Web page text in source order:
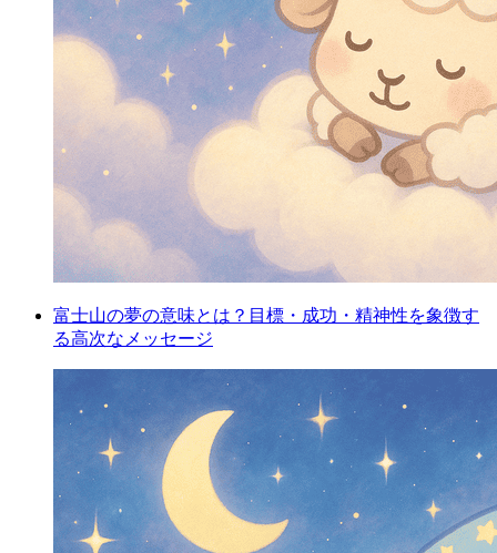
富士山の夢の意味とは？目標・成功・精神性を象徴す
る高次なメッセージ